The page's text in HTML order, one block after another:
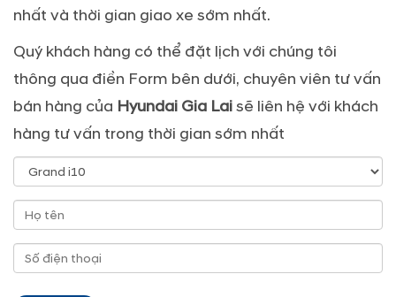
nhất và thời gian giao xe sớm nhất.
Quý khách hàng có thể đặt lịch với chúng tôi
thông qua điền Form bên dưới, chuyên viên tư vấn
bán hàng của Hyundai Gia Laisẽ liên hệ với khách
hàng tư vấn trong thời gian sớm nhất